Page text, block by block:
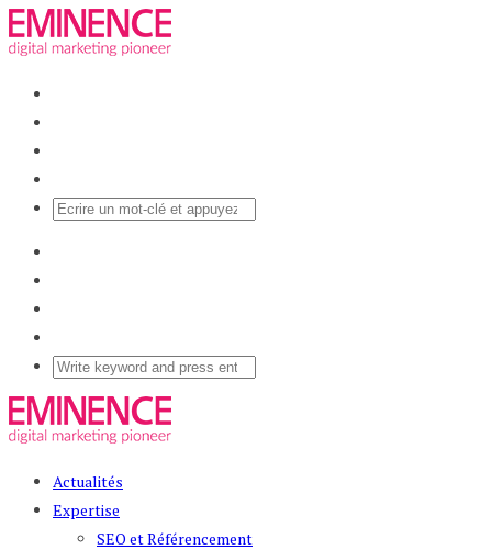
Actualités
Expertise
SEO et Référencement